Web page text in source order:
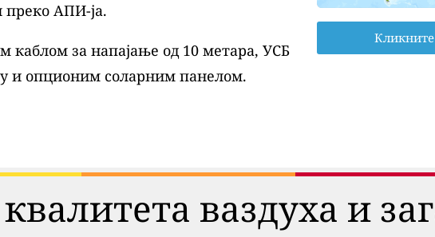
преко АПИ-ја.
каблом за напајање од 10 метара, УСБ
и опционим соларним панелом.
ваздуха и